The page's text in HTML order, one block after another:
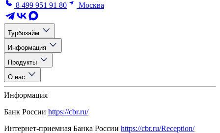
8 499 951 91 80
Москва
Турбозайм
Информация
Продукты
О нас
Информация
Банк России https://cbr.ru/
Интернет-приемная Банка России https://cbr.ru/Reception/